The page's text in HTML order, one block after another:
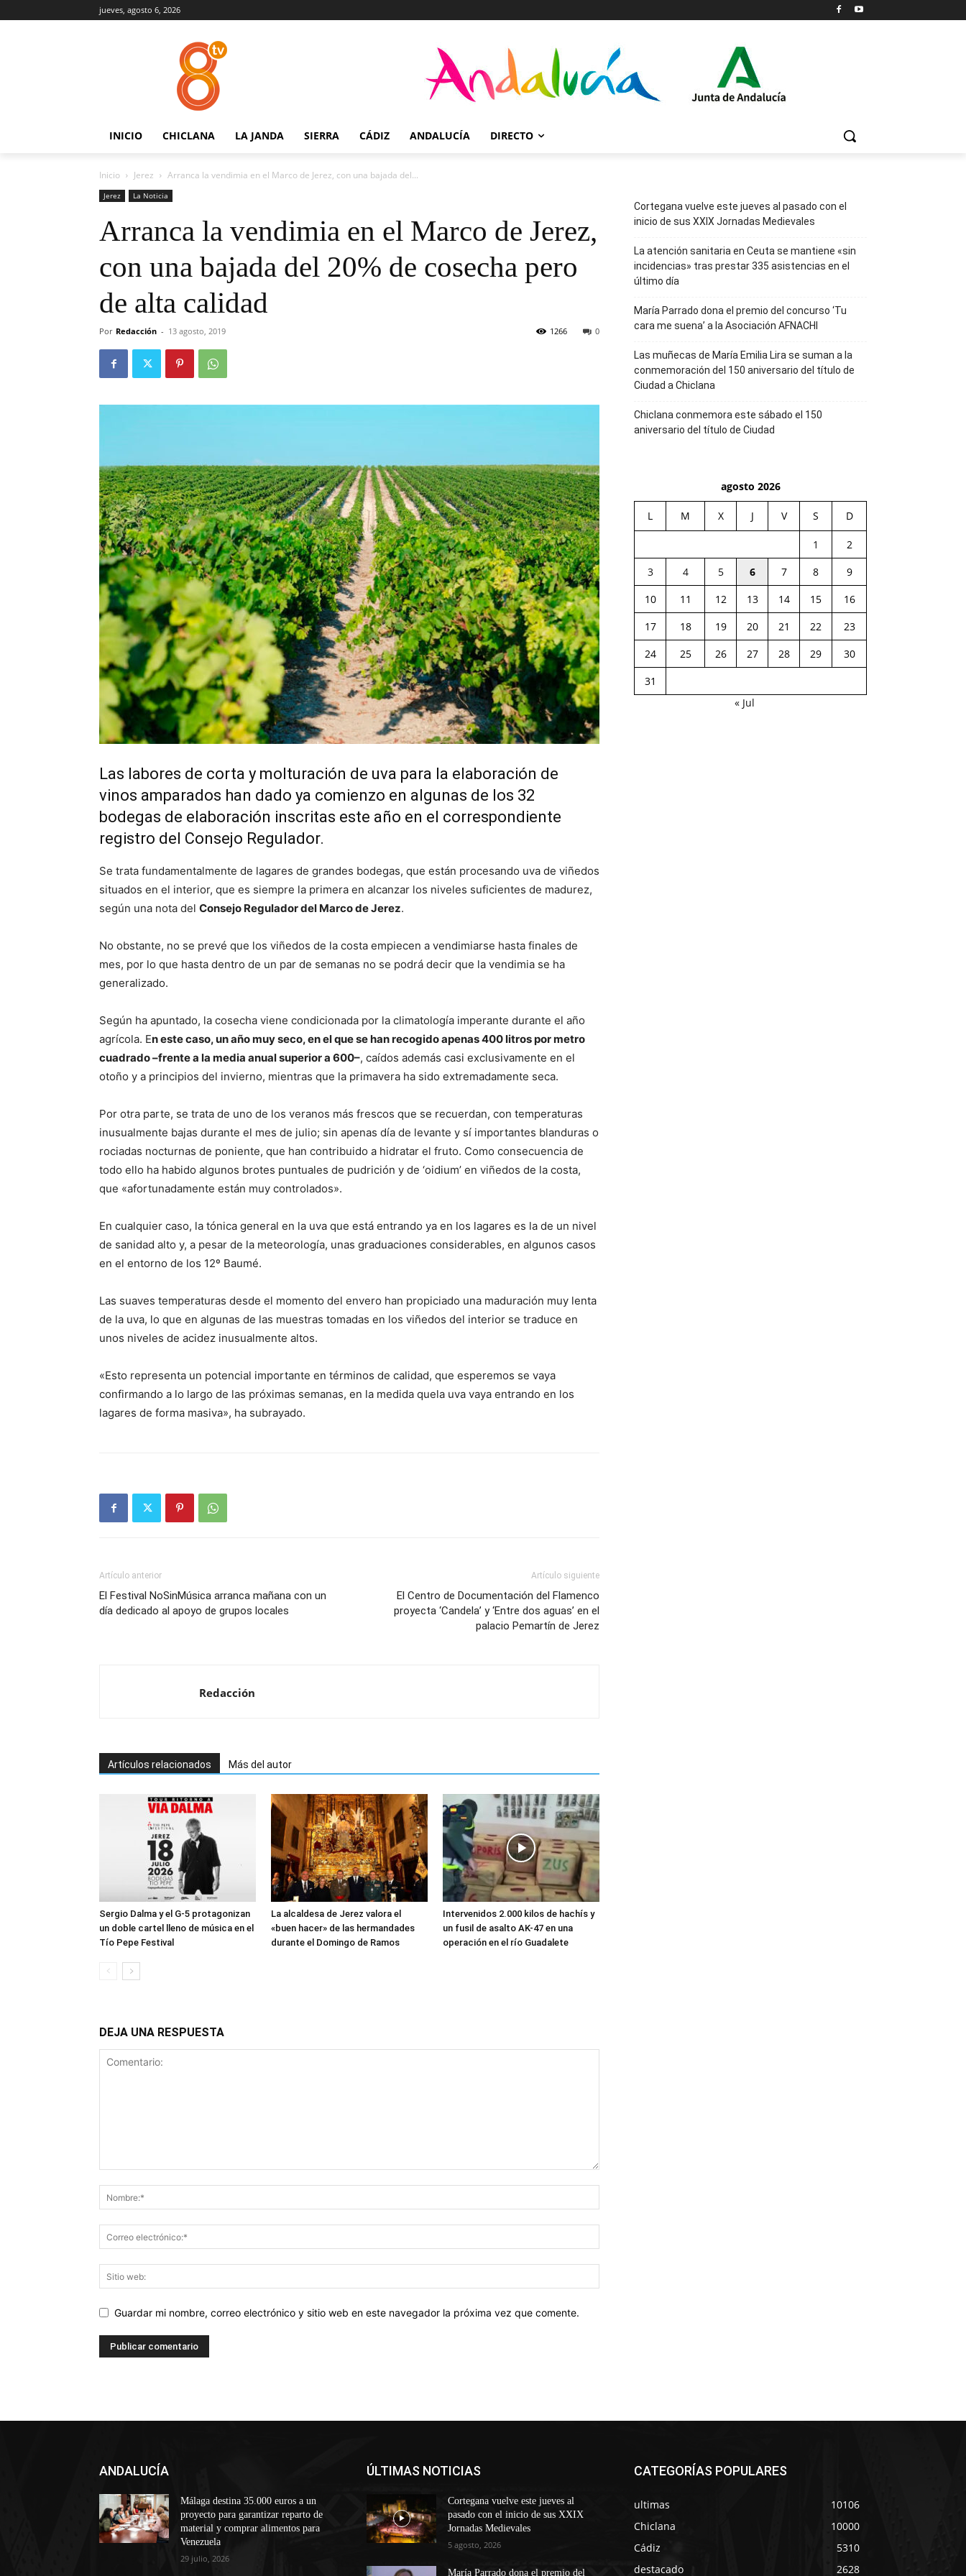
jueves, agosto 6, 2026
INICIO CHICLANA LA JANDA SIERRA CÁDIZ ANDALUCÍA DIRECTO
Inicio Jerez Arranca la vendimia en el Marco de Jerez, con una bajada del...
Jerez La Noticia
Arranca la vendimia en el Marco de Jerez,
con una bajada del 20% de cosecha pero
de alta calidad
Por Redacción - 13 agosto, 2019 0
1266
Las labores de corta y molturación de uva para la elaboración de
vinos amparados han dado ya comienzo en algunas de los 32
bodegas de elaboración inscritas este año en el correspondiente
registro del Consejo Regulador.
Se trata fundamentalmente de lagares de grandes bodegas, que están procesando uva de viñedos
situados en el interior, que es siempre la primera en alcanzar los niveles suficientes de madurez,
según una nota del Consejo Regulador del Marco de Jerez.
No obstante, no se prevé que los viñedos de la costa empiecen a vendimiarse hasta finales de
mes, por lo que hasta dentro de un par de semanas no se podrá decir que la vendimia se ha
generalizado.
Según ha apuntado, la cosecha viene condicionada por la climatología imperante durante el año
agrícola. En este caso, un año muy seco, en el que se han recogido apenas 400 litros por metro
cuadrado –frente a la media anual superior a 600–, caídos además casi exclusivamente en el
otoño y a principios del invierno, mientras que la primavera ha sido extremadamente seca.
Por otra parte, se trata de uno de los veranos más frescos que se recuerdan, con temperaturas
inusualmente bajas durante el mes de julio; sin apenas día de levante y sí importantes blanduras o
rociadas nocturnas de poniente, que han contribuido a hidratar el fruto. Como consecuencia de
todo ello ha habido algunos brotes puntuales de pudrición y de ‘oidium’ en viñedos de la costa,
que «afortunadamente están muy controlados».
En cualquier caso, la tónica general en la uva que está entrando ya en los lagares es la de un nivel
de sanidad alto y, a pesar de la meteorología, unas graduaciones considerables, en algunos casos
en el entorno de los 12º Baumé.
Las suaves temperaturas desde el momento del envero han propiciado una maduración muy lenta
de la uva, lo que en algunas de las muestras tomadas en los viñedos del interior se traduce en
unos niveles de acidez inusualmente altos.
«Esto representa un potencial importante en términos de calidad, que esperemos se vaya
confirmando a lo largo de las próximas semanas, en la medida quela uva vaya entrando en los
lagares de forma masiva», ha subrayado.
Artículo anterior
El Festival NoSinMúsica arranca mañana con un
día dedicado al apoyo de grupos locales
Artículo siguiente
El Centro de Documentación del Flamenco
proyecta ‘Candela’ y ‘Entre dos aguas’ en el
palacio Pemartín de Jerez
Redacción
Artículos relacionados Más del autor
Sergio Dalma y el G-5 protagonizan
un doble cartel lleno de música en el
Tío Pepe Festival
La alcaldesa de Jerez valora el
«buen hacer» de las hermandades
durante el Domingo de Ramos
Intervenidos 2.000 kilos de hachís y
un fusil de asalto AK-47 en una
operación en el río Guadalete
DEJA UNA RESPUESTA
Guardar mi nombre, correo electrónico y sitio web en este navegador la próxima vez que comente.
Cortegana vuelve este jueves al pasado con el
inicio de sus XXIX Jornadas Medievales
La atención sanitaria en Ceuta se mantiene «sin
incidencias» tras prestar 335 asistencias en el
último día
María Parrado dona el premio del concurso ‘Tu
cara me suena’ a la Asociación AFNACHI
Las muñecas de María Emilia Lira se suman a la
conmemoración del 150 aniversario del título de
Ciudad a Chiclana
Chiclana conmemora este sábado el 150
aniversario del título de Ciudad
agosto 2026
L M X J V S D
1
2
3
4 5 6 7 8
9
10
11 12 13 14 15
16
17
18 19 20 21 22
23
24
25 26 27 28 29
30
31
« Jul
ANDALUCÍA
Málaga destina 35.000 euros a un
proyecto para garantizar reparto de
material y comprar alimentos para
Venezuela
29 julio, 2026
ÚLTIMAS NOTICIAS
Cortegana vuelve este jueves al
pasado con el inicio de sus XXIX
Jornadas Medievales
5 agosto, 2026
María Parrado dona el premio del
CATEGORÍAS POPULARES
ultimas
10106
Chiclana
10000
Cádiz
5310
destacado
2628